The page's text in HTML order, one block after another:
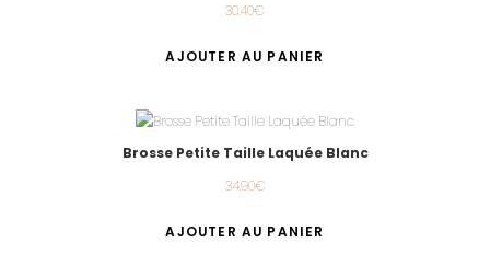
30.40€
AJOUTER AU PANIER
Brosse Petite Taille Laquée Blanc
34.90€
AJOUTER AU PANIER